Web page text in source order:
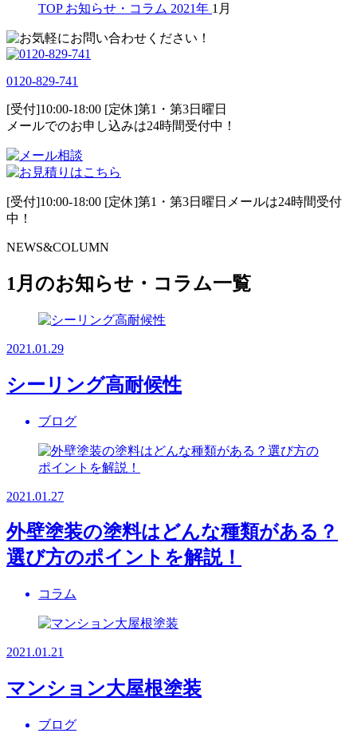
TOP お知らせ・コラム 2021年 1月
0120-829-741
[受付]10:00-18:00 [定休]第1・第3日曜日
メールでのお申し込みは24時間受付中！
[受付]10:00-18:00 [定休]第1・第3日曜日メールは24時間受付
中！
NEWS&COLUMN
1月のお知らせ・コラム一覧
2021.01.29
シーリング高耐候性
ブログ
2021.01.27
外壁塗装の塗料はどんな種類がある？
選び方のポイントを解説！
コラム
2021.01.21
マンション大屋根塗装
ブログ